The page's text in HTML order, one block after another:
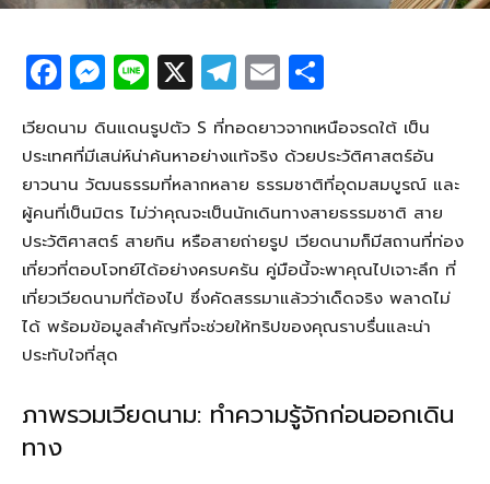
F
a
c
e
b
o
o
k
M
e
ss
e
n
g
er
Li
n
e
X T
el
e
g
ra
m
E
m
ail
h
ar
e
เวียดนาม ดินแดนรูปตัว S ที่ทอดยาวจากเหนือจรดใต้ เป็น
ประเทศที่มีเสน่ห์น่าค้นหาอย่างแท้จริง ด้วยประวัติศาสตร์อัน
ยาวนาน วัฒนธรรมที่หลากหลาย ธรรมชาติที่อุดมสมบูรณ์ และ
ผู้คนที่เป็นมิตร ไม่ว่าคุณจะเป็นนักเดินทางสายธรรมชาติ สาย
ประวัติศาสตร์ สายกิน หรือสายถ่ายรูป เวียดนามก็มีสถานที่ท่อง
เที่ยวที่ตอบโจทย์ได้อย่างครบครัน คู่มือนี้จะพาคุณไปเจาะลึก ที่
เที่ยวเวียดนามที่ต้องไป ซึ่งคัดสรรมาแล้วว่าเด็ดจริง พลาดไม่
ได้ พร้อมข้อมูลสำคัญที่จะช่วยให้ทริปของคุณราบรื่นและน่า
ประทับใจที่สุด
ภาพรวมเวียดนาม: ทำความรู้จักก่อนออกเดิน
ทาง